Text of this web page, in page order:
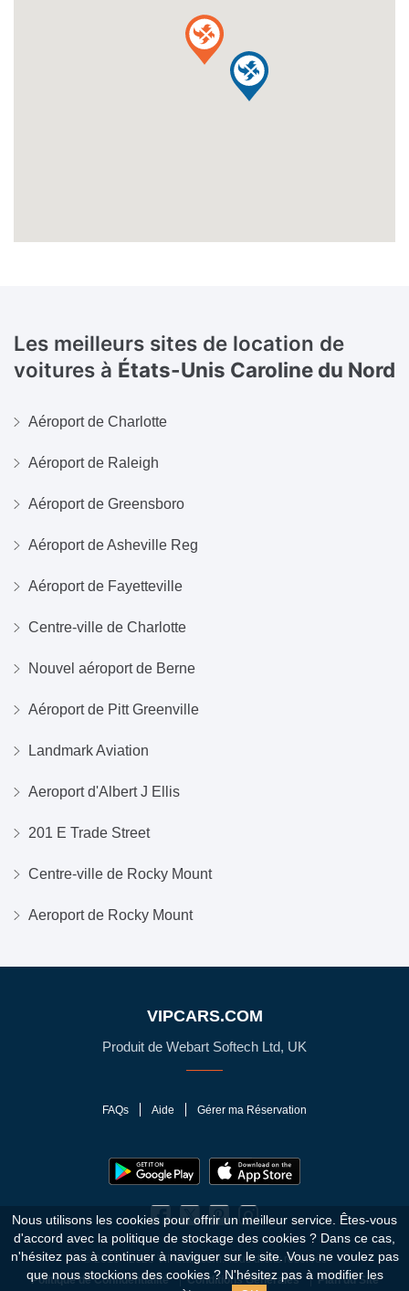
Les meilleurs sites de location de
voitures à États-Unis Caroline du Nord
Aéroport de Charlotte
Aéroport de Raleigh
Aéroport de Greensboro
Aéroport de Asheville Reg
Aéroport de Fayetteville
Centre-ville de Charlotte
Nouvel aéroport de Berne
Aéroport de Pitt Greenville
Landmark Aviation
Aeroport d'Albert J Ellis
201 E Trade Street
Centre-ville de Rocky Mount
Aeroport de Rocky Mount
VIPCARS.COM
Produit de Webart Softech Ltd, UK
FAQs Aide Gérer ma Réservation
Politique de Confidentialité Conditions Générales Plan du Site
© 2010 - 2026 VIPCars.com. Tous droits réservés
Nous utilisons les cookies pour offrir un meilleur service. Êtes-vous
d'accord avec la politique de stockage des cookies ? Dans ce cas,
n'hésitez pas à continuer à naviguer sur le site. Vous ne voulez pas
que nous stockions des cookies ? N'hésitez pas à modifier les